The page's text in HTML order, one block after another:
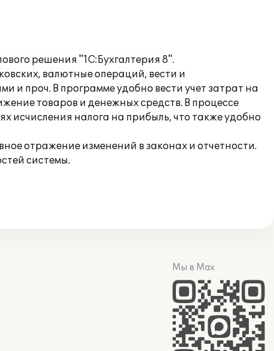
решения "1С:Бухгалтерия 8".
валютные операций, вести и
и проч. В программе удобно вести учет затрат на
товаров и денежных средств. В процессе
исчисления налога на прибыль, что также удобно
отражение изменений в законах и отчетности.
системы.
Мы в Max